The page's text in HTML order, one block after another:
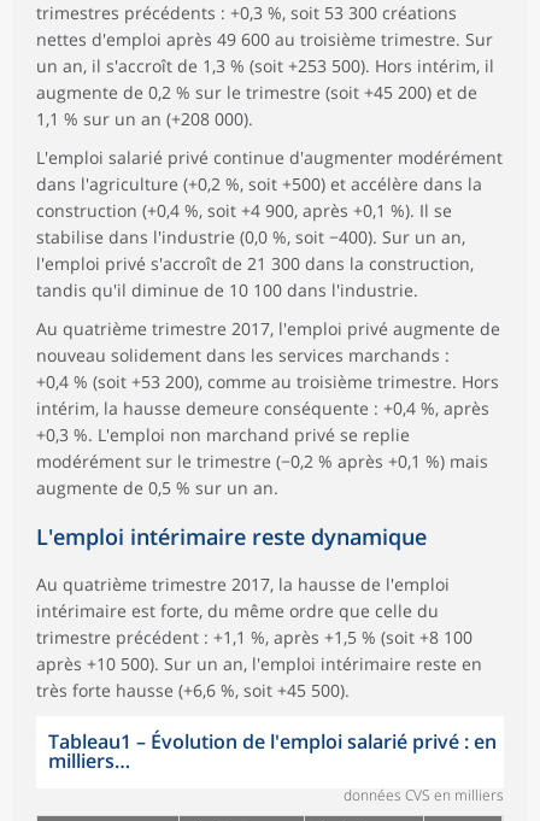
trimestres précédents : +0,3 %, soit 53 300 créations
nettes d'emploi après 49 600 au troisième trimestre. Sur
un an, il s'accroît de 1,3 % (soit +253 500). Hors intérim, il
augmente de 0,2 % sur le trimestre (soit +45 200) et de
1,1 % sur un an (+208 000).
L'emploi salarié privé continue d'augmenter modérément
dans l'agriculture (+0,2 %, soit +500) et accélère dans la
construction (+0,4 %, soit +4 900, après +0,1 %). Il se
stabilise dans l'industrie (0,0 %, soit −400). Sur un an,
l'emploi privé s'accroît de 21 300 dans la construction,
tandis qu'il diminue de 10 100 dans l'industrie.
Au quatrième trimestre 2017, l'emploi privé augmente de
nouveau solidement dans les services marchands :
+0,4 % (soit +53 200), comme au troisième trimestre. Hors
intérim, la hausse demeure conséquente : +0,4 %, après
+0,3 %. L'emploi non marchand privé se replie
modérément sur le trimestre (−0,2 % après +0,1 %) mais
augmente de 0,5 % sur un an.
L'emploi intérimaire reste dynamique
Au quatrième trimestre 2017, la hausse de l'emploi
intérimaire est forte, du même ordre que celle du
trimestre précédent : +1,1 %, après +1,5 % (soit +8 100
après +10 500). Sur un an, l'emploi intérimaire reste en
très forte hausse (+6,6 %, soit +45 500).
Tableau1 – Évolution de l'emploi salarié privé : en
milliers…
données CVS en milliers